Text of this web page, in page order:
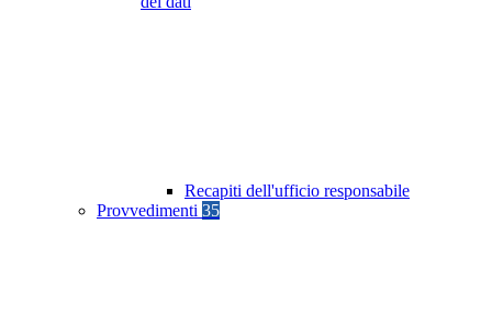
Recapiti dell'ufficio responsabile
Provvedimenti 35